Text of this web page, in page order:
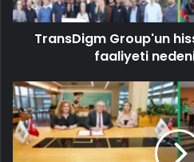
TransDigm Group'un
faaliyeti